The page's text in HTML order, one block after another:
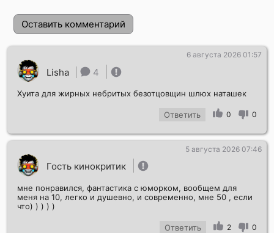
Оставить комментарий
Отправить!
Lisha 4
6 августа 2026 01:57
Хуита для жирных небритых безотцовщин шлюх наташек
Ответить 0 0
Гость кинокритик
5 августа 2026 07:46
мне понравился, фантастика с юморком, вообщем для
меня на 10, легко и душевно, и современно, мне 50 , если
что) ) ) ) )
Ответить 2 0